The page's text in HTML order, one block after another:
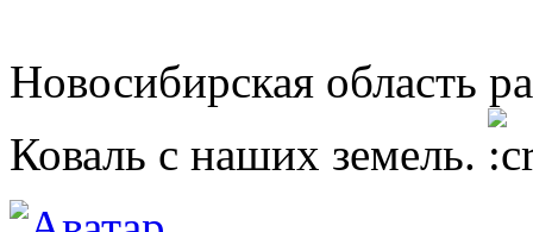
Новосибирская область
Коваль с наших земель.